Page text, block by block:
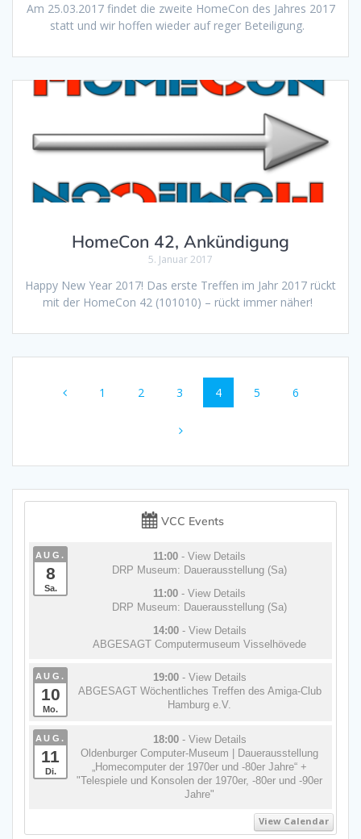
Am 25.03.2017 findet die zweite HomeCon des Jahres 2017
statt und wir hoffen wieder auf reger Beteiligung.
HomeCon 42, Ankündigung
5. Januar 2017
Happy New Year 2017! Das erste Treffen im Jahr 2017 rückt
mit der HomeCon 42 (101010) – rückt immer näher!
Beitragsnavigation
Seite
1 Seite
2 Seite
3 Seite
4 Seite
5 Seite
6
VCC Events
AUG.
8
Sa.
11:00 - View Details
DRP Museum: Dauerausstellung (Sa)
11:00 - View Details
DRP Museum: Dauerausstellung (Sa)
14:00 - View Details
ABGESAGT Computermuseum Visselhövede
AUG.
10
Mo.
19:00 - View Details
ABGESAGT Wöchentliches Treffen des Amiga-Club
Hamburg e.V.
AUG.
11
Di.
18:00 - View Details
Oldenburger Computer-Museum | Dauerausstellung
„Homecomputer der 1970er und -80er Jahre“ +
"Telespiele und Konsolen der 1970er, -80er und -90er
Jahre"
View Calendar